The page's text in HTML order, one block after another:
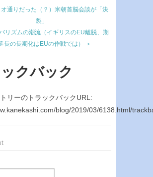
オ通りだった（？）米朝首脳会談が「決
裂」
リズムの潮流（イギリスのEU離脱、期
長の長期化はEUの作戦では） ＞
ックバック
リーのトラックバックURL:
blog/2019/03/6138.html/